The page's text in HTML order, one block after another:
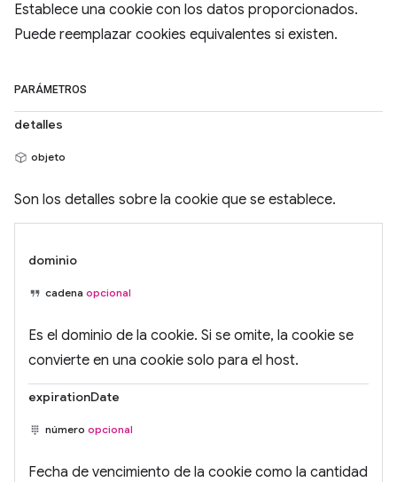
Establece una cookie con los datos proporcionados.
Puede reemplazar cookies equivalentes si existen.
PARÁMETROS
detalles
objeto
Son los detalles sobre la cookie que se establece.
dominio
cadena opcional
Es el dominio de la cookie. Si se omite, la cookie se
convierte en una cookie solo para el host.
expirationDate
número opcional
Fecha de vencimiento de la cookie como la cantidad